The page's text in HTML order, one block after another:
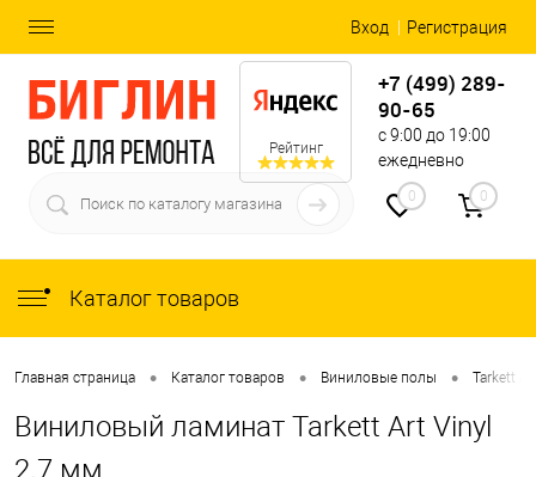
Вход Регистрация
Рейтинг
+7 (499) 289-
90-65
с 9:00 до 19:00
ежедневно
0 0
Каталог товаров
Главная страница • Каталог товаров • Виниловые полы • Tarkett
Виниловый ламинат Tarkett Art Vinyl
2.7 мм